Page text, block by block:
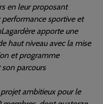
en leur proposant
performance sportive et
apporte une
haut niveau avec la mise
et programme
parcours
ambitieux pour le